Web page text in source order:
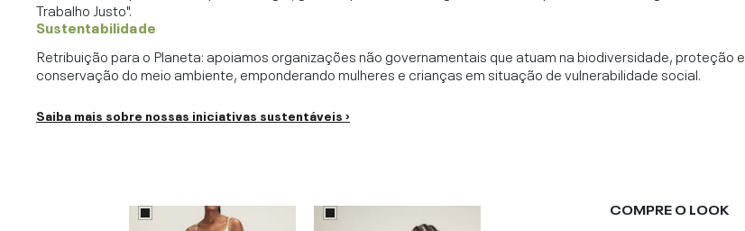
Trabalho Justo".
Sustentabilidade
Retribuição para o Planeta: apoiamos organizações não governamentais que atuam na biodiversidade, proteção e
conservação do meio ambiente, emponderando mulheres e crianças em situação de vulnerabilidade social.
Saiba mais sobre nossas iniciativas sustentáveis ›
COMPRE O LOOK